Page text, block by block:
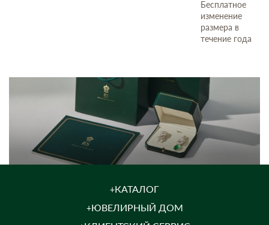
Бесплатное
изменение
размера в
течение года
КАТАЛОГ
ЮВЕЛИРНЫЙ ДОМ